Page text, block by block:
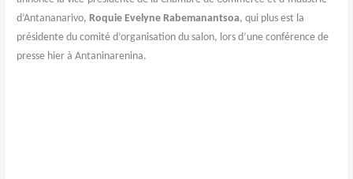
d’Antananarivo, Roquie Evelyne Rabemanantsoa, qui plus est la
présidente du comité d’organisation du salon, lors d’une conférence de
presse hier à Antaninarenina.